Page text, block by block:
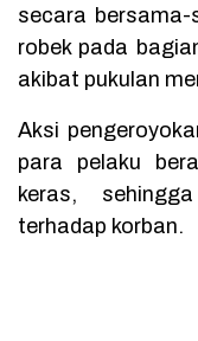
secara
robek pada
akibat pukulan
Aksi
para pelaku
keras,
terhadap korban.